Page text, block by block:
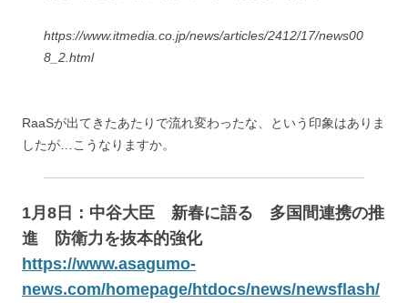
https://www.itmedia.co.jp/news/articles/2412/17/news00
8_2.html
RaaSが出てきたあたりで流れ変わったな、という印象はありま
したが…こうなりますか。
1月8日：中谷大臣 新春に語る 多国間連携の推
進 防衛力を抜本的強化
https://www.asagumo-
news.com/homepage/htdocs/news/newsflash/